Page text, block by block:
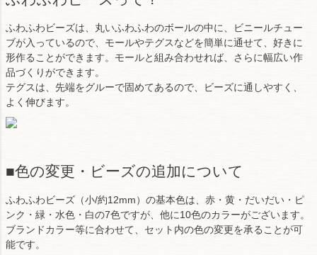
ふわふわビーズは、丸いふわふわのボールの中に、ビニールチュー
ブが入っているので、モールやテグスなどを簡単に通せて、好きに
形作ることができます。モールと組み合わせれば、さらに幅広い作
品づくりができます。
テグスは、先端をグルーで固めてあるので、ビーズに通しやすく、
よく伸びます。
■色の変更・ビーズの追加について
ふわふわビーズ（小/約12mm）の基本色は、赤・黄・だいだい・ピ
ンク・緑・水色・白の7色ですが、他に10色のカラーがございます。
ブランドカラー等に合わせて、セット内の色の変更を承ることが可
能です。